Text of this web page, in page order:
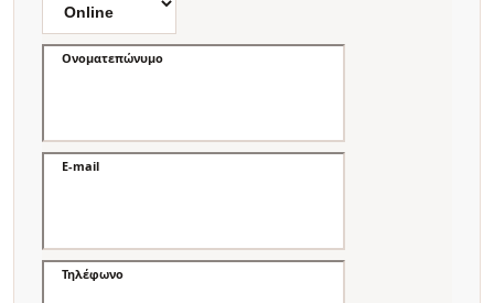
Ονοματεπώνυμο
E-mail
Τηλέφωνο